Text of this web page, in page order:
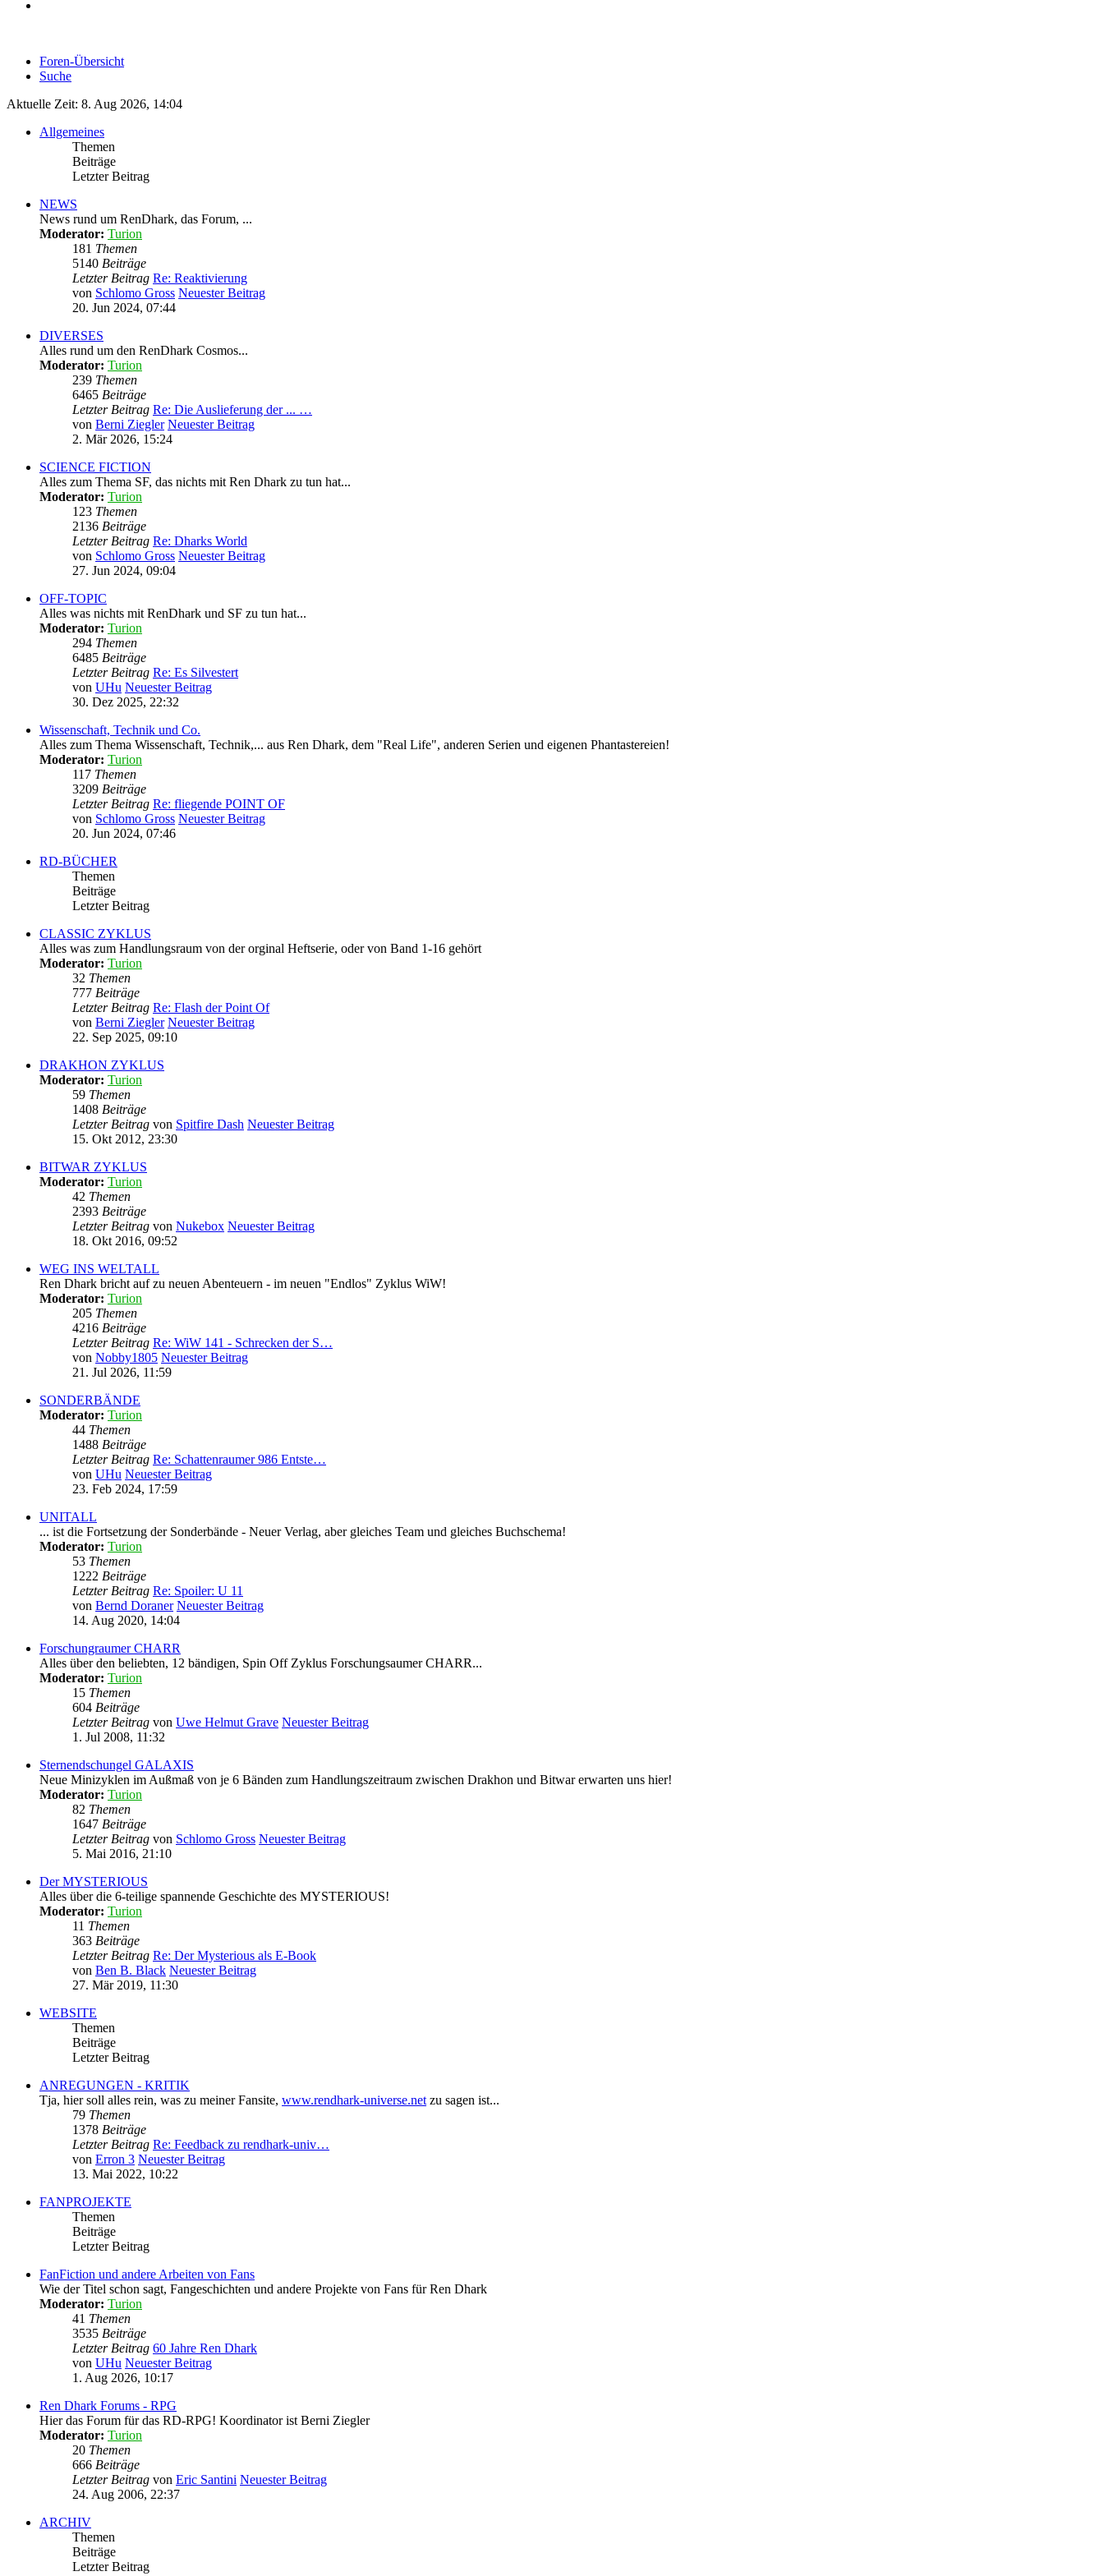
Foren-Übersicht
Suche
Aktuelle Zeit: 8. Aug 2026, 14:04
Allgemeines
Themen
Beiträge
Letzter Beitrag
NEWS
News rund um RenDhark, das Forum, ...
Moderator: Turion
181 Themen
5140 Beiträge
Letzter Beitrag Re: Reaktivierung
von Schlomo Gross Neuester Beitrag
20. Jun 2024, 07:44
DIVERSES
Alles rund um den RenDhark Cosmos...
Moderator: Turion
239 Themen
6465 Beiträge
Letzter Beitrag Re: Die Auslieferung der ... …
von Berni Ziegler Neuester Beitrag
2. Mär 2026, 15:24
SCIENCE FICTION
Alles zum Thema SF, das nichts mit Ren Dhark zu tun hat...
Moderator: Turion
123 Themen
2136 Beiträge
Letzter Beitrag Re: Dharks World
von Schlomo Gross Neuester Beitrag
27. Jun 2024, 09:04
OFF-TOPIC
Alles was nichts mit RenDhark und SF zu tun hat...
Moderator: Turion
294 Themen
6485 Beiträge
Letzter Beitrag Re: Es Silvestert
von UHu Neuester Beitrag
30. Dez 2025, 22:32
Wissenschaft, Technik und Co.
Alles zum Thema Wissenschaft, Technik,... aus Ren Dhark, dem "Real Life", anderen Serien und eigenen Phantastereien!
Moderator: Turion
117 Themen
3209 Beiträge
Letzter Beitrag Re: fliegende POINT OF
von Schlomo Gross Neuester Beitrag
20. Jun 2024, 07:46
RD-BÜCHER
Themen
Beiträge
Letzter Beitrag
CLASSIC ZYKLUS
Alles was zum Handlungsraum von der orginal Heftserie, oder von Band 1-16 gehört
Moderator: Turion
32 Themen
777 Beiträge
Letzter Beitrag Re: Flash der Point Of
von Berni Ziegler Neuester Beitrag
22. Sep 2025, 09:10
DRAKHON ZYKLUS
Moderator: Turion
59 Themen
1408 Beiträge
Letzter Beitrag von Spitfire Dash Neuester Beitrag
15. Okt 2012, 23:30
BITWAR ZYKLUS
Moderator: Turion
42 Themen
2393 Beiträge
Letzter Beitrag von Nukebox Neuester Beitrag
18. Okt 2016, 09:52
WEG INS WELTALL
Ren Dhark bricht auf zu neuen Abenteuern - im neuen "Endlos" Zyklus WiW!
Moderator: Turion
205 Themen
4216 Beiträge
Letzter Beitrag Re: WiW 141 - Schrecken der S…
von Nobby1805 Neuester Beitrag
21. Jul 2026, 11:59
SONDERBÄNDE
Moderator: Turion
44 Themen
1488 Beiträge
Letzter Beitrag Re: Schattenraumer 986 Entste…
von UHu Neuester Beitrag
23. Feb 2024, 17:59
UNITALL
... ist die Fortsetzung der Sonderbände - Neuer Verlag, aber gleiches Team und gleiches Buchschema!
Moderator: Turion
53 Themen
1222 Beiträge
Letzter Beitrag Re: Spoiler: U 11
von Bernd Doraner Neuester Beitrag
14. Aug 2020, 14:04
Forschungraumer CHARR
Alles über den beliebten, 12 bändigen, Spin Off Zyklus Forschungsaumer CHARR...
Moderator: Turion
15 Themen
604 Beiträge
Letzter Beitrag von Uwe Helmut Grave Neuester Beitrag
1. Jul 2008, 11:32
Sternendschungel GALAXIS
Neue Minizyklen im Außmaß von je 6 Bänden zum Handlungszeitraum zwischen Drakhon und Bitwar erwarten uns hier!
Moderator: Turion
82 Themen
1647 Beiträge
Letzter Beitrag von Schlomo Gross Neuester Beitrag
5. Mai 2016, 21:10
Der MYSTERIOUS
Alles über die 6-teilige spannende Geschichte des MYSTERIOUS!
Moderator: Turion
11 Themen
363 Beiträge
Letzter Beitrag Re: Der Mysterious als E-Book
von Ben B. Black Neuester Beitrag
27. Mär 2019, 11:30
WEBSITE
Themen
Beiträge
Letzter Beitrag
ANREGUNGEN - KRITIK
Tja, hier soll alles rein, was zu meiner Fansite, www.rendhark-universe.netzu sagen ist...
79 Themen
1378 Beiträge
Letzter Beitrag Re: Feedback zu rendhark-univ…
von Erron 3 Neuester Beitrag
13. Mai 2022, 10:22
FANPROJEKTE
Themen
Beiträge
Letzter Beitrag
FanFiction und andere Arbeiten von Fans
Wie der Titel schon sagt, Fangeschichten und andere Projekte von Fans für Ren Dhark
Moderator: Turion
41 Themen
3535 Beiträge
Letzter Beitrag 60 Jahre Ren Dhark
von UHu Neuester Beitrag
1. Aug 2026, 10:17
Ren Dhark Forums - RPG
Hier das Forum für das RD-RPG! Koordinator ist Berni Ziegler
Moderator: Turion
20 Themen
666 Beiträge
Letzter Beitrag von Eric Santini Neuester Beitrag
24. Aug 2006, 22:37
ARCHIV
Themen
Beiträge
Letzter Beitrag